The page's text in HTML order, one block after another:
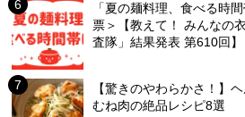
「夏の麺料理、食べる時
票＞【教えて！ みんなの
査隊」結果発表 第610回】
【驚きのやわらかさ！】
むね肉の絶品レシピ8選